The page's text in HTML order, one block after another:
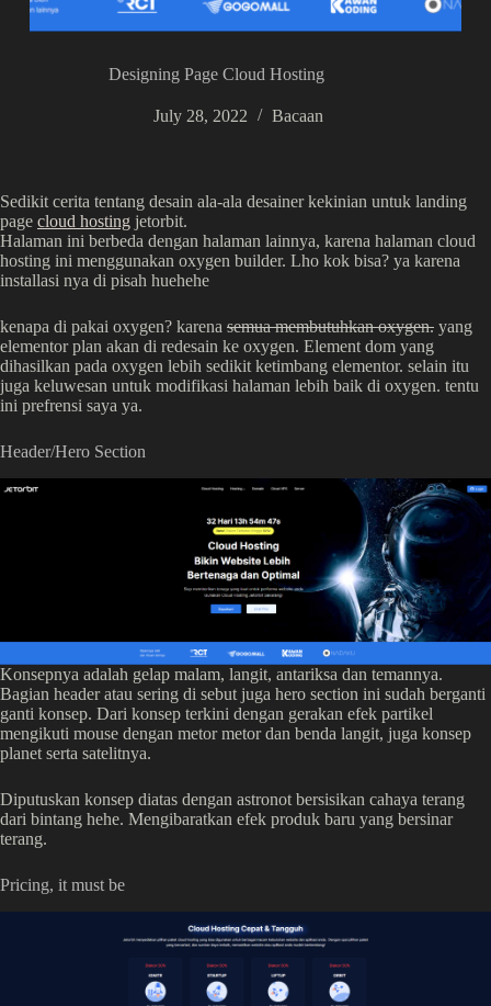
Designing Page Cloud Hosting
July 28, 2022 Bacaan
Sedikit cerita tentang desain ala-ala desainer kekinian untuk landing
page cloud hosting jetorbit.
Halaman ini berbeda dengan halaman lainnya, karena halaman cloud
hosting ini menggunakan oxygen builder. Lho kok bisa? ya karena
installasi nya di pisah huehehe
kenapa di pakai oxygen? karena semua membutuhkan oxygen. yang
elementor plan akan di redesain ke oxygen. Element dom yang
dihasilkan pada oxygen lebih sedikit ketimbang elementor. selain itu
juga keluwesan untuk modifikasi halaman lebih baik di oxygen. tentu
ini prefrensi saya ya.
Header/Hero Section
Konsepnya adalah gelap malam, langit, antariksa dan temannya.
Bagian header atau sering di sebut juga hero section ini sudah berganti
ganti konsep. Dari konsep terkini dengan gerakan efek partikel
mengikuti mouse dengan metor metor dan benda langit, juga konsep
planet serta satelitnya.
Diputuskan konsep diatas dengan astronot bersisikan cahaya terang
dari bintang hehe. Mengibaratkan efek produk baru yang bersinar
terang.
Pricing, it must be